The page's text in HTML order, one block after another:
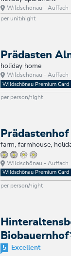
Wildschönau - Auffach
per unit/night
Prädasten
holiday home
Wildschönau - Auffach
Wildschönau Premium Card
per person/night
Prädastenhof
farm, farmhouse,
Wildschönau - Auffach
Wildschönau Premium Card
per person/night
Biobauernhof
5
Excellent